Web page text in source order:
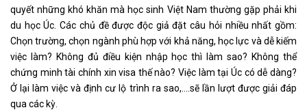
quyết những khó khăn mà học sinh Việt Nam thường gặp phải khi
du học Úc. Các chủ đề được độc giả đặt câu hỏi nhiều nhất gồm:
Chọn trường, chọn ngành phù hợp với khả năng, học lực và dễ kiếm
việc làm? Không đủ điều kiện nhập học thì làm sao? Không thể
chứng minh tài chính xin visa thế nào? Việc làm tại Úc có dễ dàng?
Ở lại làm việc và định cư lộ trình ra sao,....sẽ lần lượt được giải đáp
qua các kỳ.